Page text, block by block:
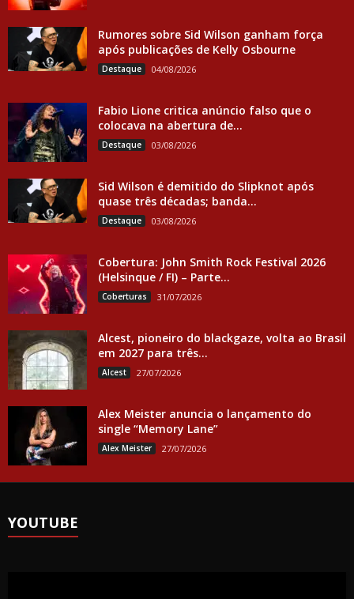
Rumores sobre Sid Wilson ganham força
após publicações de Kelly Osbourne
Destaque 04/08/2026
Fabio Lione critica anúncio falso que o
colocava na abertura de...
Destaque 03/08/2026
Sid Wilson é demitido do Slipknot após
quase três décadas; banda...
Destaque 03/08/2026
Cobertura: John Smith Rock Festival 2026
(Helsinque / FI) – Parte...
Coberturas 31/07/2026
Alcest, pioneiro do blackgaze, volta ao Brasil
em 2027 para três...
Alcest 27/07/2026
Alex Meister anuncia o lançamento do
single “Memory Lane”
Alex Meister 27/07/2026
YOUTUBE